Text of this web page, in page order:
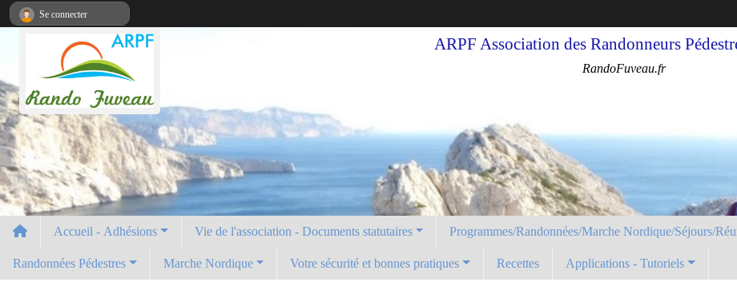
ARPF Association des Randonneurs
RandoFuveau.fr
Accueil - Adhésions Vie de l'association - Documents statutaires Programmes/Randonnées/Marche Nordique/Séjours/
Randonnées Pédestres Marche Nordique Votre sécurité et bonnes pratiques Recettes Applications - Tutoriels
Se connecter
Panneau de gestion des cookies